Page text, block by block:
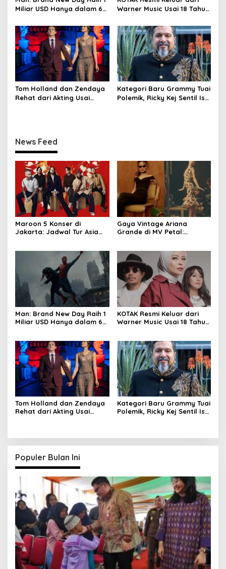
Miliar USD Hanya dalam 6
Warner Music Usai 18 Tahun
Tom Holland dan Zendaya
Rehat dari Akting Usai
Kategori Baru Grammy Tuai
Polemik, Ricky Kej Sentil Isu
News Feed
Maroon 5 Konser di
Jakarta: Jadwal Tur Asia
Gaya Vintage Ariana
Grande di MV Petal:
Man: Brand New Day Raih 1
Miliar USD Hanya dalam 6
KOTAK Resmi Keluar dari
Warner Music Usai 18 Tahun
Tom Holland dan Zendaya
Rehat dari Akting Usai
Kategori Baru Grammy Tuai
Polemik, Ricky Kej Sentil Isu
Populer Bulan Ini